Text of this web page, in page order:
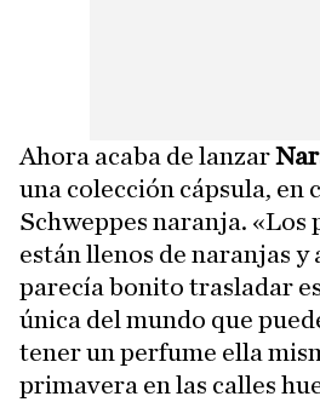
Ahora acaba de lanzar
una colección cápsula, en
Schweppes naranja. «Los
están llenos de naranjas y
parecía bonito trasladar
única del mundo que
tener un perfume ella
primavera en las calles